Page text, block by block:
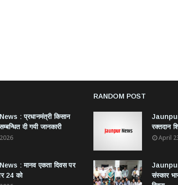
: ​प्रधानमंत्री किसान
दी गयी जानकारी
: ​मानव एकता दिवस पर
24 को
RANDOM POST
Jaunpur
रक्तदान
April
Jaunpur
संस्कार